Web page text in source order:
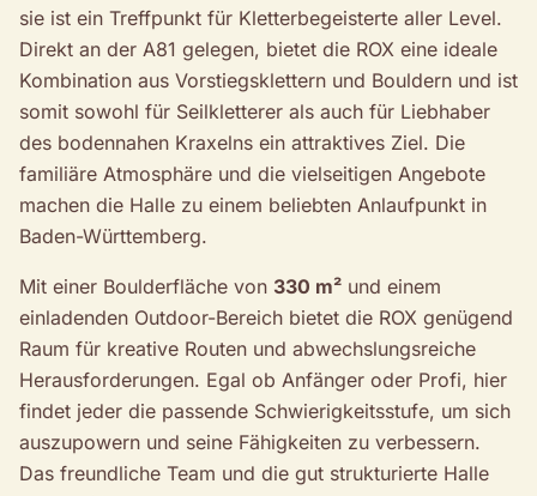
sie ist ein Treffpunkt für Kletterbegeisterte aller Level.
Direkt an der A81 gelegen, bietet die ROX eine ideale
Kombination aus Vorstiegsklettern und Bouldern und ist
somit sowohl für Seilkletterer als auch für Liebhaber
des bodennahen Kraxelns ein attraktives Ziel. Die
familiäre Atmosphäre und die vielseitigen Angebote
machen die Halle zu einem beliebten Anlaufpunkt in
Baden-Württemberg.
Mit einer Boulderfläche von 330 m² und einem
einladenden Outdoor-Bereich bietet die ROX genügend
Raum für kreative Routen und abwechslungsreiche
Herausforderungen. Egal ob Anfänger oder Profi, hier
findet jeder die passende Schwierigkeitsstufe, um sich
auszupowern und seine Fähigkeiten zu verbessern.
Das freundliche Team und die gut strukturierte Halle